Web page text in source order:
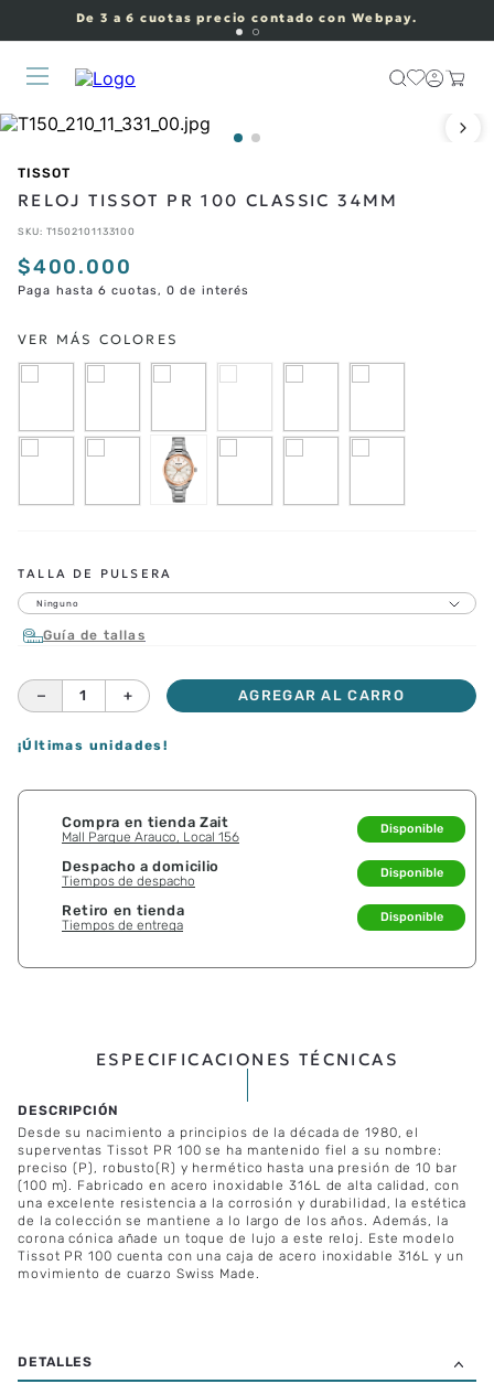
De 3 a 6 cuotas precio contado con Webpay.
TISSOT
RELOJ TISSOT PR 100 CLASSIC 34MM
SKU: T1502101133100
$400.000
Paga hasta 6 cuotas, 0 de interés
TALLA DE PULSERA
Ninguno
Guía de tallas
＋
－ AGREGAR AL CARRO
¡Últimas unidades!
Compra en tienda Zait
Mall Parque Arauco, Local 156
Disponible
Despacho a domicilio
Tiempos de despacho
Disponible
Retiro en tienda
Tiempos de entrega
Disponible
ESPECIFICACIONES TÉCNICAS
Desde su nacimiento a principios de la década de 1980, el
superventas Tissot PR 100 se ha mantenido fiel a su nombre:
preciso (P), robusto(R) y hermético hasta una presión de 10 bar
(100 m). Fabricado en acero inoxidable 316L de alta calidad, con
una excelente resistencia a la corrosión y durabilidad, la estética
de la colección se mantiene a lo largo de los años. Además, la
corona cónica añade un toque de lujo a este reloj. Este modelo
Tissot PR 100 cuenta con una caja de acero inoxidable 316L y un
movimiento de cuarzo Swiss Made.